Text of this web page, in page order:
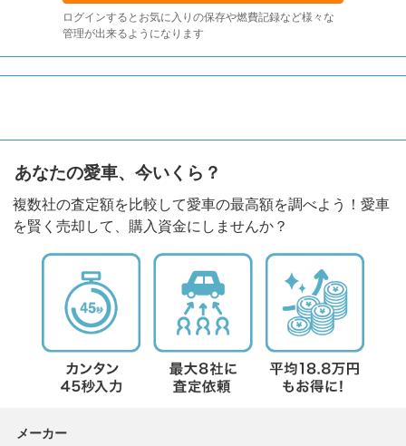
ログインするとお気に入りの保存や燃費記録など様々な
管理が出来るようになります
あなたの愛車、今いくら？
複数社の査定額を比較して愛車の最高額を調べよう！愛車
を賢く売却して、購入資金にしませんか？
メーカー